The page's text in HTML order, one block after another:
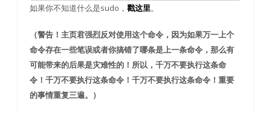
如果你不知道什么是sudo， 戳这里。
（警告！主页君强烈反对使用这个命令，因为如果万一上个
命令存在一些笔误或者你搞错了哪条是上一条命令，那么有
可能带来的后果是灾难性的！所以，千万不要执行这条命
令！千万不要执行这条命令！千万不要执行这条命令！重要
的事情重复三遍。）